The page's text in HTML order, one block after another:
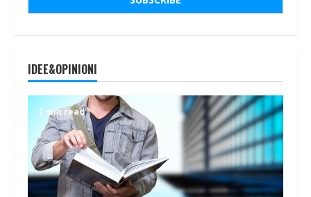
IDEE&OPINIONI
2 min read